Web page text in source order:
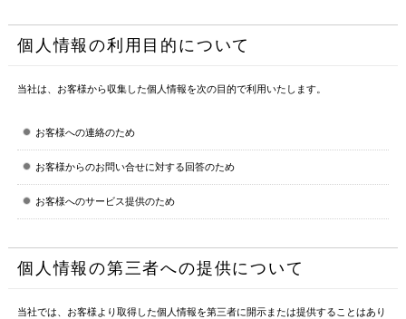
個人情報の利用目的について
当社は、お客様から収集した個人情報を次の目的で利用いたします。
お客様への連絡のため
お客様からのお問い合せに対する回答のため
お客様へのサービス提供のため
個人情報の第三者への提供について
当社では、お客様より取得した個人情報を第三者に開示または提供することはあり